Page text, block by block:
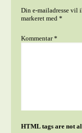
Din e-mailadresse vil
markeret med*
Kommentar*
HTML tags are not